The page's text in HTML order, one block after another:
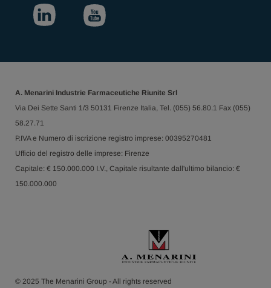
A. Menarini Industrie Farmaceutiche Riunite Srl
Via Dei Sette Santi 1/3 50131 Firenze Italia, Tel. (055) 56.80.1 Fax (055)
58.27.71
P.IVA e Numero di iscrizione registro imprese: 00395270481
Ufficio del registro delle imprese: Firenze
Capitale: € 150.000.000 I.V., Capitale risultante dall'ultimo bilancio: €
150.000.000
© 2025 The Menarini Group - All rights reserved